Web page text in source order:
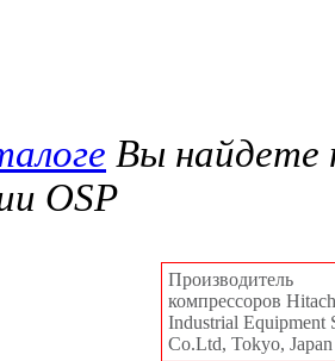
Вы найдете
OSP
Производитель
компрессоров
Industrial Equipment
Co.Ltd, Tokyo, Japan